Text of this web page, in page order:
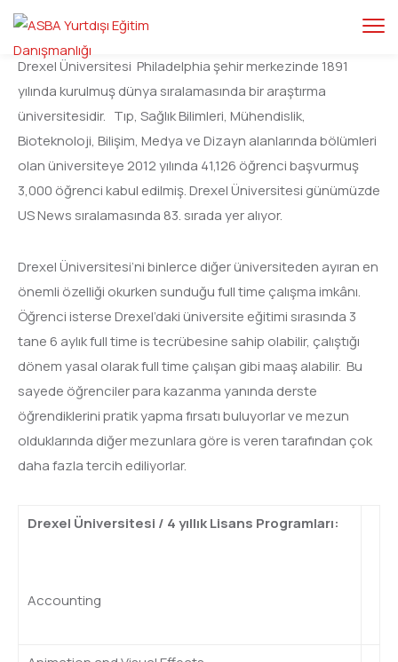
Drexel Üniversitesi Philadelphia şehir merkezinde 1891
yılında kurulmuş dünya sıralamasında bir araştırma
üniversitesidir. Tıp, Sağlık Bilimleri, Mühendislik,
Bioteknoloji, Bilişim, Medya ve Dizayn alanlarında bölümleri
olan üniversiteye 2012 yılında 41,126 öğrenci başvurmuş
3,000 öğrenci kabul edilmiş. Drexel Üniversitesi günümüzde
US News sıralamasında 83. sırada yer alıyor.
Drexel Üniversitesi’ni binlerce diğer üniversiteden ayıran en
önemli özelliği okurken sunduğu full time çalışma imkânı.
Öğrenci isterse Drexel’daki üniversite eğitimi sırasında 3
tane 6 aylık full time is tecrübesine sahip olabilir, çalıştığı
dönem yasal olarak full time çalışan gibi maaş alabilir. Bu
sayede öğrenciler para kazanma yanında derste
öğrendiklerini pratik yapma fırsatı buluyorlar ve mezun
olduklarında diğer mezunlara göre is veren tarafından çok
daha fazla tercih ediliyorlar.
Drexel Üniversitesi / 4 yıllık Lisans Programları:
Accounting